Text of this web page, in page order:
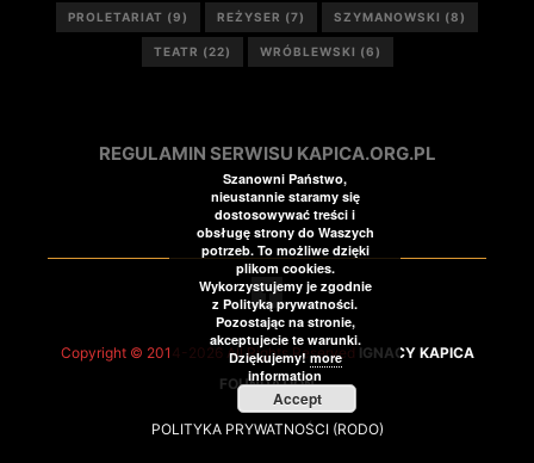
PROLETARIAT (9) REŻYSER (7) SZYMANOWSKI (8)
TEATR (22) WRÓBLEWSKI (6)
REGULAMIN SERWISU KAPICA.ORG.PL
Copyright © 2014-2026 All Rights Reserved IGNACY KAPICA
FOUNDATION
POLITYKA PRYWATNOŚCI (RODO)
Szanowni Państwo,
nieustannie staramy się
dostosowywać treści i
obsługę strony do Waszych
potrzeb. To możliwe dzięki
plikom cookies.
Wykorzystujemy je zgodnie
z Polityką prywatności.
Pozostając na stronie,
akceptujecie te warunki.
Dziękujemy!more
information
Accept